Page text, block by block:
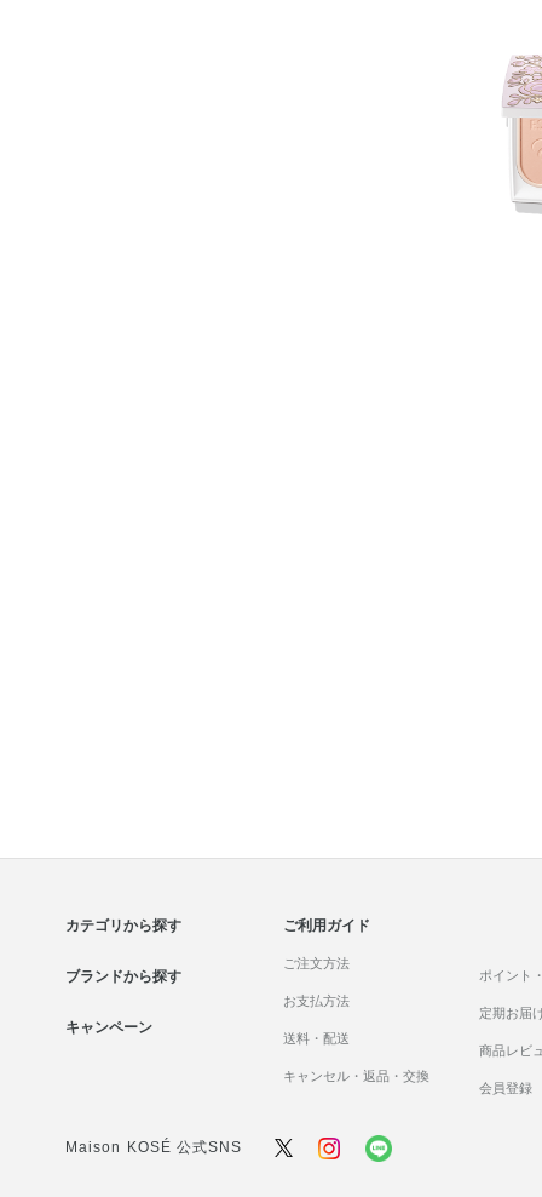
カテゴリから探す
ブランドから探す
キャンペーン
ご利用ガイド
ご注文方法
お支払方法
送料・配送
キャンセル・返品・交換
ポイント
定期お届
商品レビ
会員登録
Maison KOSÉ 公式SNS